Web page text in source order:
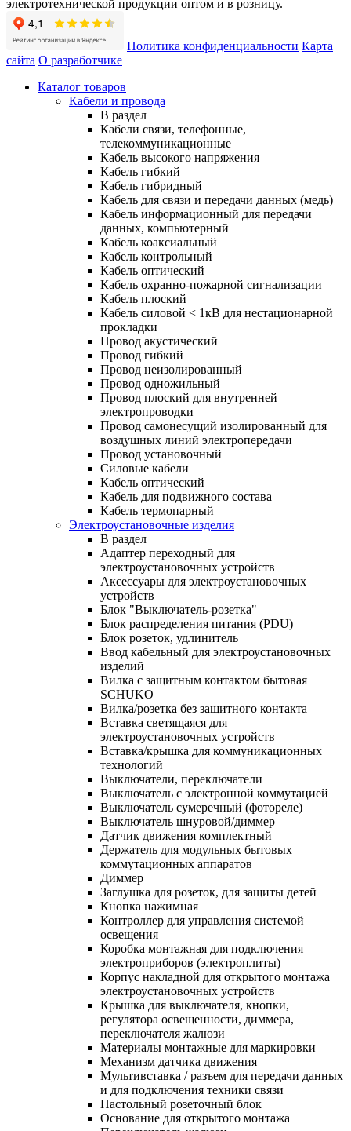
электротехнической продукции оптом и в розницу.
Политика конфиденциальности Карта
сайта О разработчике
Каталог товаров
Кабели и провода
В раздел
Кабели связи, телефонные,
телекоммуникационные
Кабель высокого напряжения
Кабель гибкий
Кабель гибридный
Кабель для связи и передачи данных (медь)
Кабель информационный для передачи
данных, компьютерный
Кабель коаксиальный
Кабель контрольный
Кабель оптический
Кабель охранно-пожарной сигнализации
Кабель плоский
Кабель силовой < 1кВ для нестационарной
прокладки
Провод акустический
Провод гибкий
Провод неизолированный
Провод одножильный
Провод плоский для внутренней
электропроводки
Провод самонесущий изолированный для
воздушных линий электропередачи
Провод установочный
Силовые кабели
Кабель оптический
Кабель для подвижного состава
Кабель термопарный
Электроустановочные изделия
В раздел
Адаптер переходный для
электроустановочных устройств
Аксессуары для электроустановочных
устройств
Блок "Выключатель-розетка"
Блок распределения питания (PDU)
Блок розеток, удлинитель
Ввод кабельный для электроустановочных
изделий
Вилка с защитным контактом бытовая
SCHUKO
Вилка/розетка без защитного контакта
Вставка светящаяся для
электроустановочных устройств
Вставка/крышка для коммуникационных
технологий
Выключатели, переключатели
Выключатель с электронной коммутацией
Выключатель сумеречный (фотореле)
Выключатель шнуровой/диммер
Датчик движения комплектный
Держатель для модульных бытовых
коммутационных аппаратов
Диммер
Заглушка для розеток, для защиты детей
Кнопка нажимная
Контроллер для управления системой
освещения
Коробка монтажная для подключения
электроприборов (электроплиты)
Корпус накладной для открытого монтажа
электроустановочных устройств
Крышка для выключателя, кнопки,
регулятора освещенности, диммера,
переключателя жалюзи
Материалы монтажные для маркировки
Механизм датчика движения
Мультивставка / разъем для передачи данных
и для подключения техники связи
Настольный розеточный блок
Основание для открытого монтажа